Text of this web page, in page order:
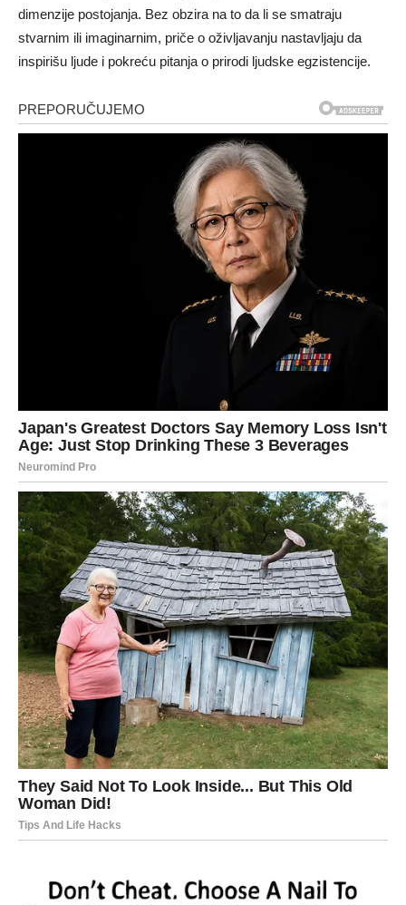
dimenzije postojanja. Bez obzira na to da li se smatraju
stvarnim ili imaginarnim, priče o oživljavanju nastavljaju da
inspirišu ljude i pokreću pitanja o prirodi ljudske egzistencije.